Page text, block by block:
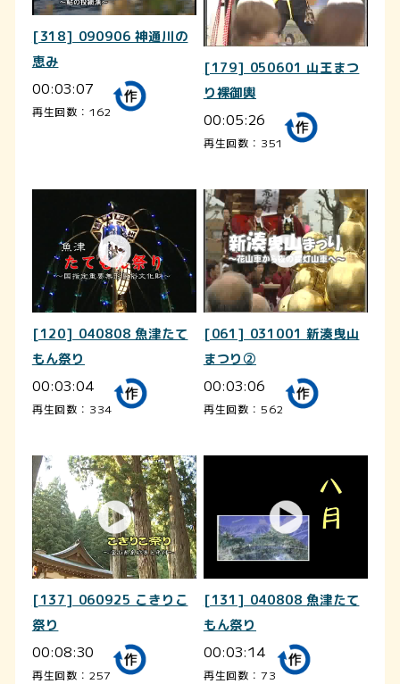
[318] 090906 神通川の
恵み
00:03:07
再生回数：162
[179] 050601 山王まつ
り裸御輿
00:05:26
再生回数：351
[120] 040808 魚津たて
もん祭り
00:03:04
再生回数：334
[061] 031001 新湊曳山
まつり②
00:03:06
再生回数：562
[137] 060925 こきりこ
祭り
00:08:30
再生回数：257
[131] 040808 魚津たて
もん祭り
00:03:14
再生回数：73